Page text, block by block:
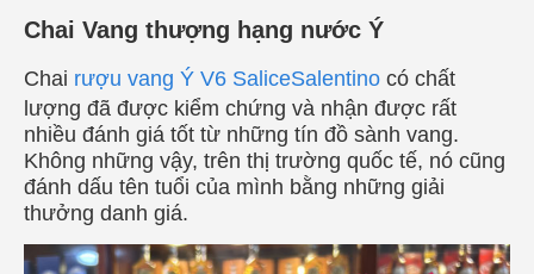
Chai Vang thượng hạng nước Ý
Chai rượu vang Ý V6 SaliceSalentino có chất
lượng đã được kiểm chứng và nhận được rất
nhiều đánh giá tốt từ những tín đồ sành vang.
Không những vậy, trên thị trường quốc tế, nó cũng
đánh dấu tên tuổi của mình bằng những giải
thưởng danh giá.